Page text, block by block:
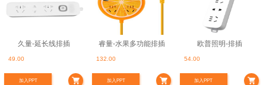
久量-延长线排插
49.00
加入PPT
睿量-水果多功能排插
132.00
加入PPT
欧普照明-排插
54.00
加入PPT